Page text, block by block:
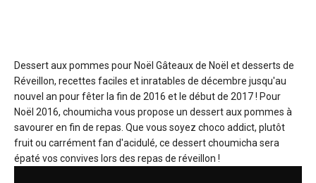
Dessert aux pommes pour Noël Gâteaux de Noël et desserts de
Réveillon, recettes faciles et inratables de décembre jusqu'au
nouvel an pour fêter la fin de 2016 et le début de 2017 ! Pour
Noël 2016, choumicha vous propose un dessert aux pommes à
savourer en fin de repas. Que vous soyez choco addict, plutôt
fruit ou carrément fan d'acidulé, ce dessert choumicha sera
épaté vos convives lors des repas de réveillon !